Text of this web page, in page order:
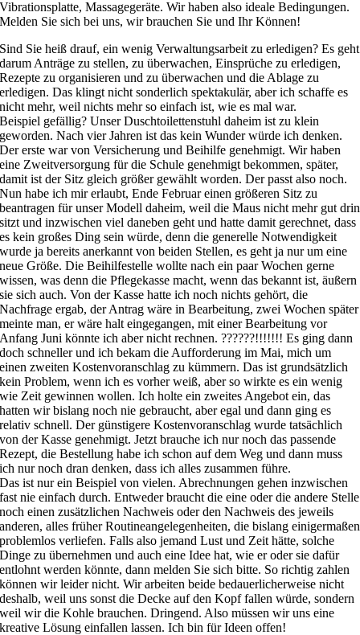
Vibrationsplatte, Massagegeräte. Wir haben also ideale Bedingungen.
Melden Sie sich bei uns, wir brauchen Sie und Ihr Können!
Sind Sie heiß drauf, ein wenig Verwaltungsarbeit zu erledigen? Es geht
darum Anträge zu stellen, zu überwachen, Einsprüche zu erledigen,
Rezepte zu organisieren und zu überwachen und die Ablage zu
erledigen. Das klingt nicht sonderlich spektakulär, aber ich schaffe es
nicht mehr, weil nichts mehr so einfach ist, wie es mal war.
Beispiel gefällig? Unser Duschtoilettenstuhl daheim ist zu klein
geworden. Nach vier Jahren ist das kein Wunder würde ich denken.
Der erste war von Versicherung und Beihilfe genehmigt. Wir haben
eine Zweitversorgung für die Schule genehmigt bekommen, später,
damit ist der Sitz gleich größer gewählt worden. Der passt also noch.
Nun habe ich mir erlaubt, Ende Februar einen größeren Sitz zu
beantragen für unser Modell daheim, weil die Maus nicht mehr gut drin
sitzt und inzwischen viel daneben geht und hatte damit gerechnet, dass
es kein großes Ding sein würde, denn die generelle Notwendigkeit
wurde ja bereits anerkannt von beiden Stellen, es geht ja nur um eine
neue Größe. Die Beihilfestelle wollte nach ein paar Wochen gerne
wissen, was denn die Pflegekasse macht, wenn das bekannt ist, äußern
sie sich auch. Von der Kasse hatte ich noch nichts gehört, die
Nachfrage ergab, der Antrag wäre in Bearbeitung, zwei Wochen später
meinte man, er wäre halt eingegangen, mit einer Bearbeitung vor
Anfang Juni könnte ich aber nicht rechnen. ??????!!!!!!! Es ging dann
doch schneller und ich bekam die Aufforderung im Mai, mich um
einen zweiten Kostenvoranschlag zu kümmern. Das ist grundsätzlich
kein Problem, wenn ich es vorher weiß, aber so wirkte es ein wenig
wie Zeit gewinnen wollen. Ich holte ein zweites Angebot ein, das
hatten wir bislang noch nie gebraucht, aber egal und dann ging es
relativ schnell. Der günstigere Kostenvoranschlag wurde tatsächlich
von der Kasse genehmigt. Jetzt brauche ich nur noch das passende
Rezept, die Bestellung habe ich schon auf dem Weg und dann muss
ich nur noch dran denken, dass ich alles zusammen führe.
Das ist nur ein Beispiel von vielen. Abrechnungen gehen inzwischen
fast nie einfach durch. Entweder braucht die eine oder die andere Stelle
noch einen zusätzlichen Nachweis oder den Nachweis des jeweils
anderen, alles früher Routineangelegenheiten, die bislang einigermaßen
problemlos verliefen. Falls also jemand Lust und Zeit hätte, solche
Dinge zu übernehmen und auch eine Idee hat, wie er oder sie dafür
entlohnt werden könnte, dann melden Sie sich bitte. So richtig zahlen
können wir leider nicht. Wir arbeiten beide bedauerlicherweise nicht
deshalb, weil uns sonst die Decke auf den Kopf fallen würde, sondern
weil wir die Kohle brauchen. Dringend. Also müssen wir uns eine
kreative Lösung einfallen lassen. Ich bin für Ideen offen!